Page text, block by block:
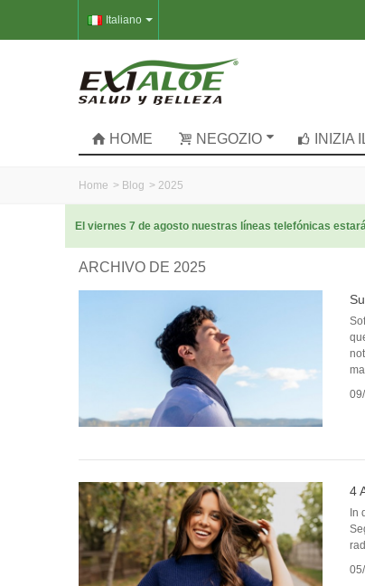
Italiano
HOME NEGOZIO INIZIA
Home > Blog > 2025
El viernes 7 de agosto nuestras líneas telefónicas
ARCHIVO DE 2025
4
In